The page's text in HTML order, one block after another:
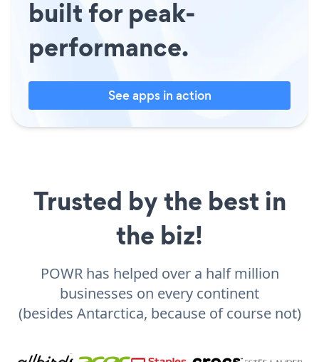
built for peak-
performance.
See apps in action
Trusted by the best in
the biz!
POWR has helped over a half million
businesses on every continent
(besides Antarctica, because of course not)